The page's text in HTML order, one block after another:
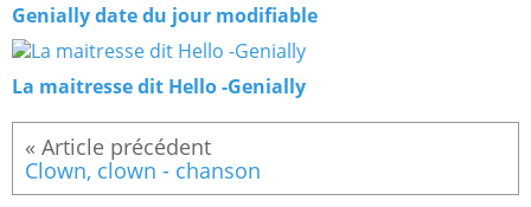
Genially date du jour modifiable
La maitresse dit Hello -Genially
Clown, clown - chanson